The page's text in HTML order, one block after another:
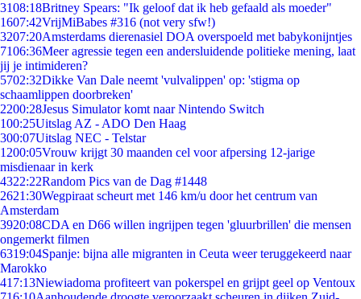
3108:18Britney Spears: "Ik geloof dat ik heb gefaald als moeder"
1607:42VrijMiBabes #316 (not very sfw!)
3207:20Amsterdams dierenasiel DOA overspoeld met babykonijntjes
7106:36Meer agressie tegen een andersluidende politieke mening, laat
jij je intimideren?
5702:32Dikke Van Dale neemt 'vulvalippen' op: 'stigma op
schaamlippen doorbreken'
2200:28Jesus Simulator komt naar Nintendo Switch
100:25Uitslag AZ - ADO Den Haag
300:07Uitslag NEC - Telstar
1200:05Vrouw krijgt 30 maanden cel voor afpersing 12-jarige
misdienaar in kerk
4322:22Random Pics van de Dag #1448
2621:30Wegpiraat scheurt met 146 km/u door het centrum van
Amsterdam
3920:08CDA en D66 willen ingrijpen tegen 'gluurbrillen' die mensen
ongemerkt filmen
6319:04Spanje: bijna alle migranten in Ceuta weer teruggekeerd naar
Marokko
417:13Niewiadoma profiteert van pokerspel en grijpt geel op Ventoux